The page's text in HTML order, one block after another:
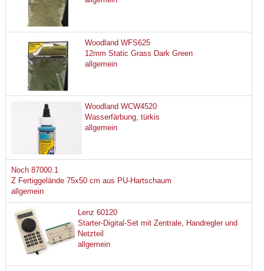
Woodland WFS625
12mm Static Grass Dark Green
allgemein
Woodland WCW4520
Wasserfärbung, türkis
allgemein
Noch 87000.1
Z Fertiggelände 75x50 cm aus PU-Hartschaum
allgemein
Lenz 60120
Starter-Digital-Set mit Zentrale, Handregler und
Netzteil
allgemein